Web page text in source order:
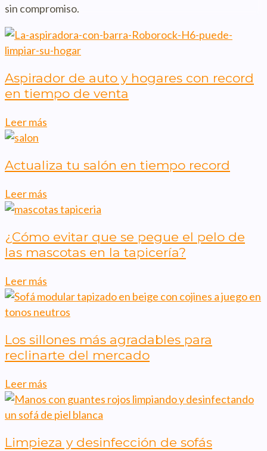
sin compromiso.
Aspirador de auto y hogares con record
en tiempo de venta
Leer más
Actualiza tu salón en tiempo record
Leer más
¿Cómo evitar que se pegue el pelo de
las mascotas en la tapicería?
Leer más
Los sillones más agradables para
reclinarte del mercado
Leer más
Limpieza y desinfección de sofás